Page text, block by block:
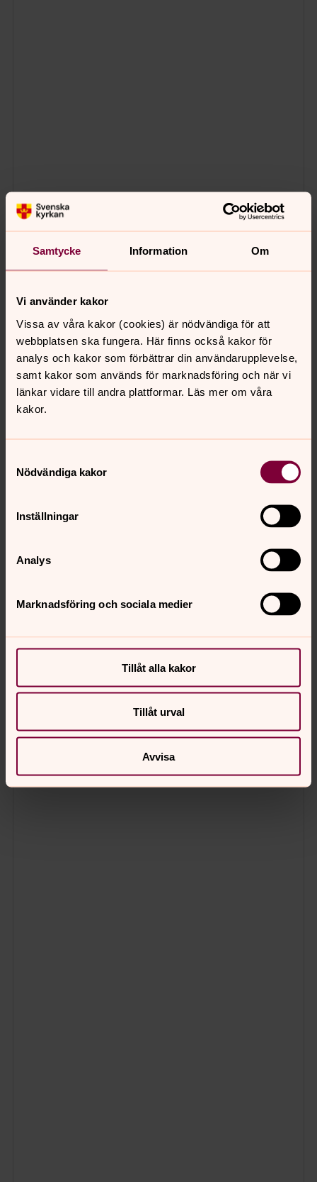
Samtycke Information Om
Vi använder kakor
Vissa av våra kakor (cookies) är nödvändiga för att
webbplatsen ska fungera. Här finns också kakor för
analys och kakor som förbättrar din användarupplevelse,
samt kakor som används för marknadsföring och när vi
länkar vidare till andra plattformar. Läs mer om våra
kakor.
Nödvändiga kakor
Inställningar
Analys
Marknadsföring och sociala medier
Tillåt alla kakor
Tillåt urval
Avvisa